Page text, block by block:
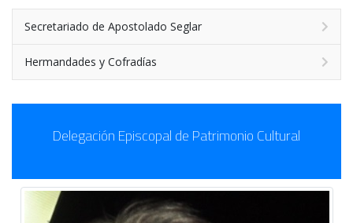
Secretariado de Apostolado Seglar
Hermandades y Cofradías
Delegación Episcopal de Patrimonio Cultural